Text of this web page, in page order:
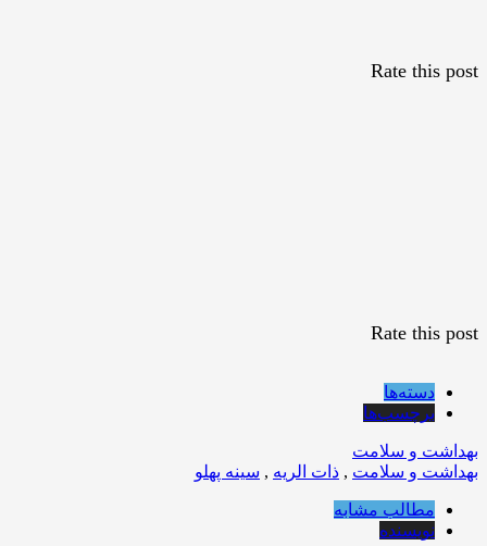
Rate this post
Rate this post
دسته‌ها
برچسب‌ها
بهداشت و سلامت
بهداشت و سلامت , ذات الریه , سینه پهلو
مطالب مشابه
نویسنده